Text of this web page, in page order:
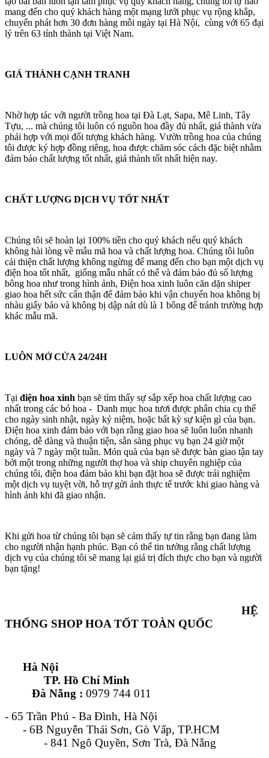
mang đến cho quý khách hàng một mạng lưới phục vụ rộng khắp,
chuyển phát hơn 30 đơn hàng mỗi ngày tại Hà Nội, cùng với 65 đại
lý trên 63 tỉnh thành tại Việt Nam.
GIÁ THÀNH CẠNH TRANH
Nhờ hợp tác với người trồng hoa tại Đà Lạt, Sapa, Mê Linh, Tây
Tựu, ... mà chúng tôi luôn có nguồn hoa đầy đủ nhất, giá thành vừa
phải hợp với mọi đối tượng khách hàng. Vườn trồng hoa của chúng
tôi được ký hợp đồng riêng, hoa được chăm sóc cách đặc biệt nhằm
đảm bảo chất lượng tốt nhất, giá thành tốt nhất hiện nay.
CHẤT LƯỢNG DỊCH VỤ TỐT NHẤT
Chúng tôi sẽ hoàn lại 100% tiền cho quý khách nếu quý khách
không hài lòng về mẫu mã hoa và chất lượng hoa. Chúng tôi luôn
cải thiện chất lượng không ngừng để mang đến cho bạn một dịch vụ
điện hoa tốt nhất, giống mẫu nhất có thể và đảm bảo đủ số lượng
bông hoa như trong hình ảnh, Điện hoa xinh luôn căn dặn shiper
giao hoa hết sức cẩn thận để đảm bảo khi vận chuyển hoa không bị
nhàu giấy báo và không bị dập nát dù là 1 bông để tránh trường hợp
khác mẫu mã.
LUÔN MỞ CỬA 24/24H
Tại điện hoa xinh bạn sẽ tìm thấy sự sắp xếp hoa chất lượng cao
nhất trong các bó hoa - Danh mục hoa tươi được phân chia cụ thể
cho ngày sinh nhật, ngày kỷ niệm, hoặc bất kỳ sự kiện gì của bạn.
Điện hoa xinh đảm bảo với bạn rằng giao hoa sẽ luôn luôn nhanh
chóng, dễ dàng và thuận tiện, sẵn sàng phục vụ bạn 24 giờ một
ngày và 7 ngày một tuần. Món quà của bạn sẽ được bàn giao tận tay
bởi một trong những người thợ hoa và ship chuyên nghiệp của
chúng tôi, điện hoa đảm bảo khi bạn đặt hoa sẽ được trải nghiệm
một dịch vụ tuyệt vời, hỗ trợ gửi ảnh thực tế trước khi giao hàng và
hình ảnh khi đã giao nhận.
Khi gửi hoa từ chúng tôi bạn sẽ cảm thấy tự tin rằng bạn đang làm
cho người nhận hạnh phúc. Bạn có thể tin tưởng rằng chất lượng
dịch vụ của chúng tôi sẽ mang lại giá trị đích thực cho bạn và người
bạn tặng!
HỆ
THỐNG SHOP HOA TỐT TOÀN QUỐC
Hà Nội
TP. Hồ Chí Minh
Đà Nẵng : 0979 744 011
- 65 Trần Phú - Ba Đình, Hà Nội
- 6B Nguyễn Thái Sơn, Gò Vấp, TP.HCM
- 841 Ngô Quyền, Sơn Trà, Đà Nẵng